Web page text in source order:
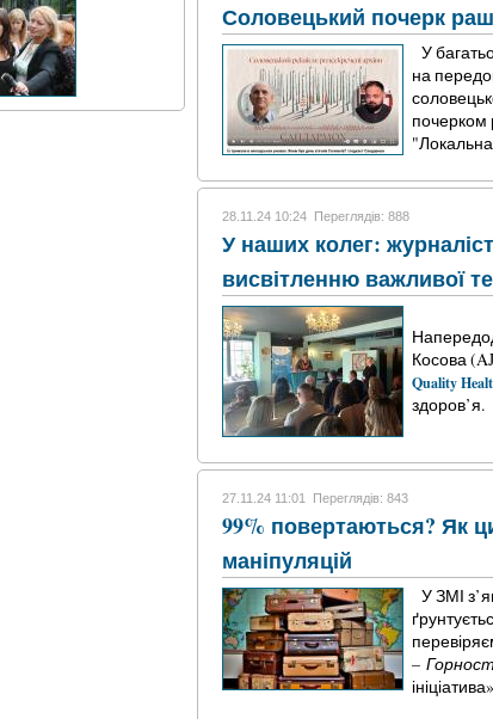
Соловецький почерк
У
на
почерком
"Локальна
28.11.24 10:24 Переглядів: 888
У наших колег:
висвітленню важливої
Косова
Quality
здоров’я.
27.11.24 11:01 Переглядів: 843
99% повертаються? Як
маніпуляцій
У ЗМІ
–